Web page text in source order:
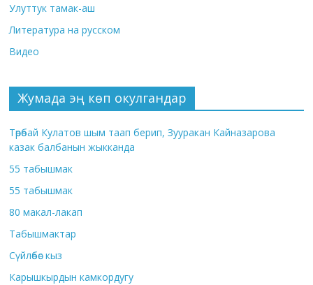
Улуттук тамак-аш
Литература на русском
Видео
Жумада эң көп окулгандар
Төрөбай Кулатов шым таап берип, Зууракан Кайназарова
казак балбанын жыкканда
55 табышмак
55 табышмак
80 макал-лакап
Табышмактар
Сүйлөбөс кыз
Карышкырдын камкордугу